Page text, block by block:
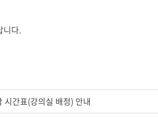
니다.
간표(강의실 배정) 안내